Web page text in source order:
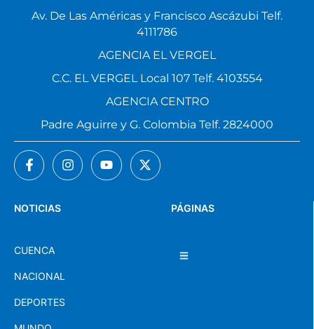
PÁGINAS
NOTICIAS
CUENCA
NACIONAL
DEPORTES
Av. De Las Américas y Francisco Ascázubi Telf.
4111786
AGENCIA EL VERGEL
C.C. EL VERGEL Local 107 Telf. 4103554
AGENCIA CENTRO
Padre Aguirre y G. Colombia Telf. 2824000